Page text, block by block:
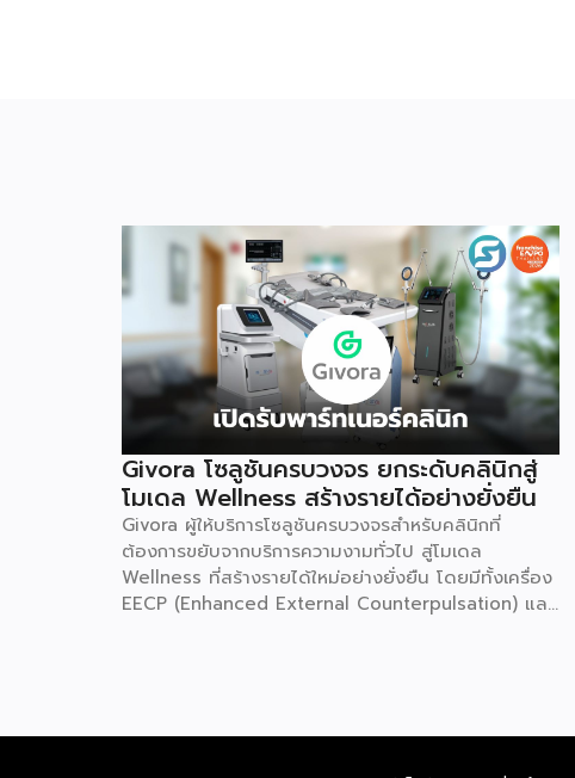
Givora โซลูชันครบวงจร ยกระดับคลินิกสู่
โมเดล Wellness สร้างรายได้อย่างยั่งยืน
Givora ผู้ให้บริการโซลูชันครบวงจรสำหรับคลินิกที่
ต้องการขยับจากบริการความงามทั่วไป สู่โมเดล
Wellness ที่สร้างรายได้ใหม่อย่างยั่งยืน โดยมีทั้งเครื่อง
EECP (Enhanced External Counterpulsation) และ
การใช้งาน เหมาะสำหรับคลินิกที่ต้องการสร้างรายได้เพิ่ม